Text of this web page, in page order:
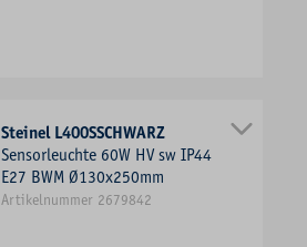
Steinel L400SSCHWARZ
Sensorleuchte 60W HV sw IP44
E27 BWM Ø130x250mm
Artikelnummer 2679842